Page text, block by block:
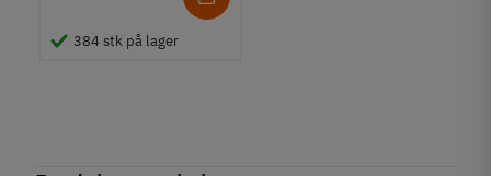
384 stk på lager